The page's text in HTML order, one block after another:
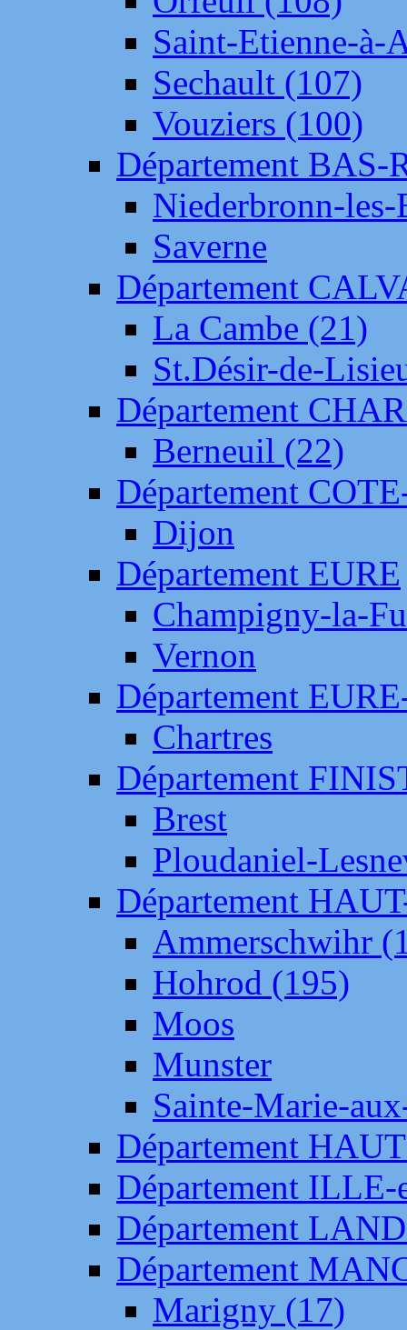
Saint-Etienne-à-
Sechault (107)
Vouziers (100)
Département BAS-
Niederbronn-
Saverne
Département
La Cambe (21)
St.Désir-de-
Département
Berneuil (22)
Département
Dijon
Département EURE
Champigny-la-
Vernon
Département
Chartres
Département
Brest
Ploudaniel-
Département
Ammerschwihr
Hohrod (195)
Moos
Munster
Sainte-Marie-
Département
Département
Département
Département
Marigny (17)